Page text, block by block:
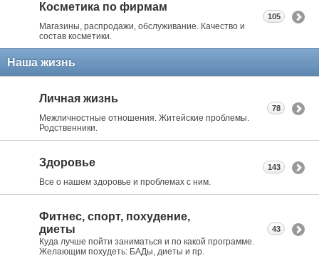
Косметика по фирмам
Магазины, распродажи, обслуживание. Качество и
состав косметики.
105
Наша жизнь
Личная жизнь
Межличностные отношения. Житейские проблемы.
Родственники.
78
Здоровье
Все о нашем здоровье и проблемах с ним.
143
Фитнес, спорт, похудение,
диеты
Куда лучше пойти заниматься и по какой программе.
Желающим похудеть: БАДы, диеты и пр.
43